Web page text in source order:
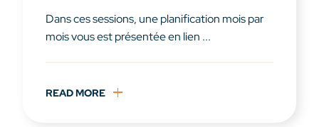
Dans ces sessions, une planification mois par
mois vous est présentée en lien ...
READ MORE